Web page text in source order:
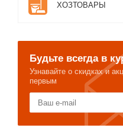
ХОЗТОВАРЫ
Будьте всегда в
Узнавайте о скидках и
первым